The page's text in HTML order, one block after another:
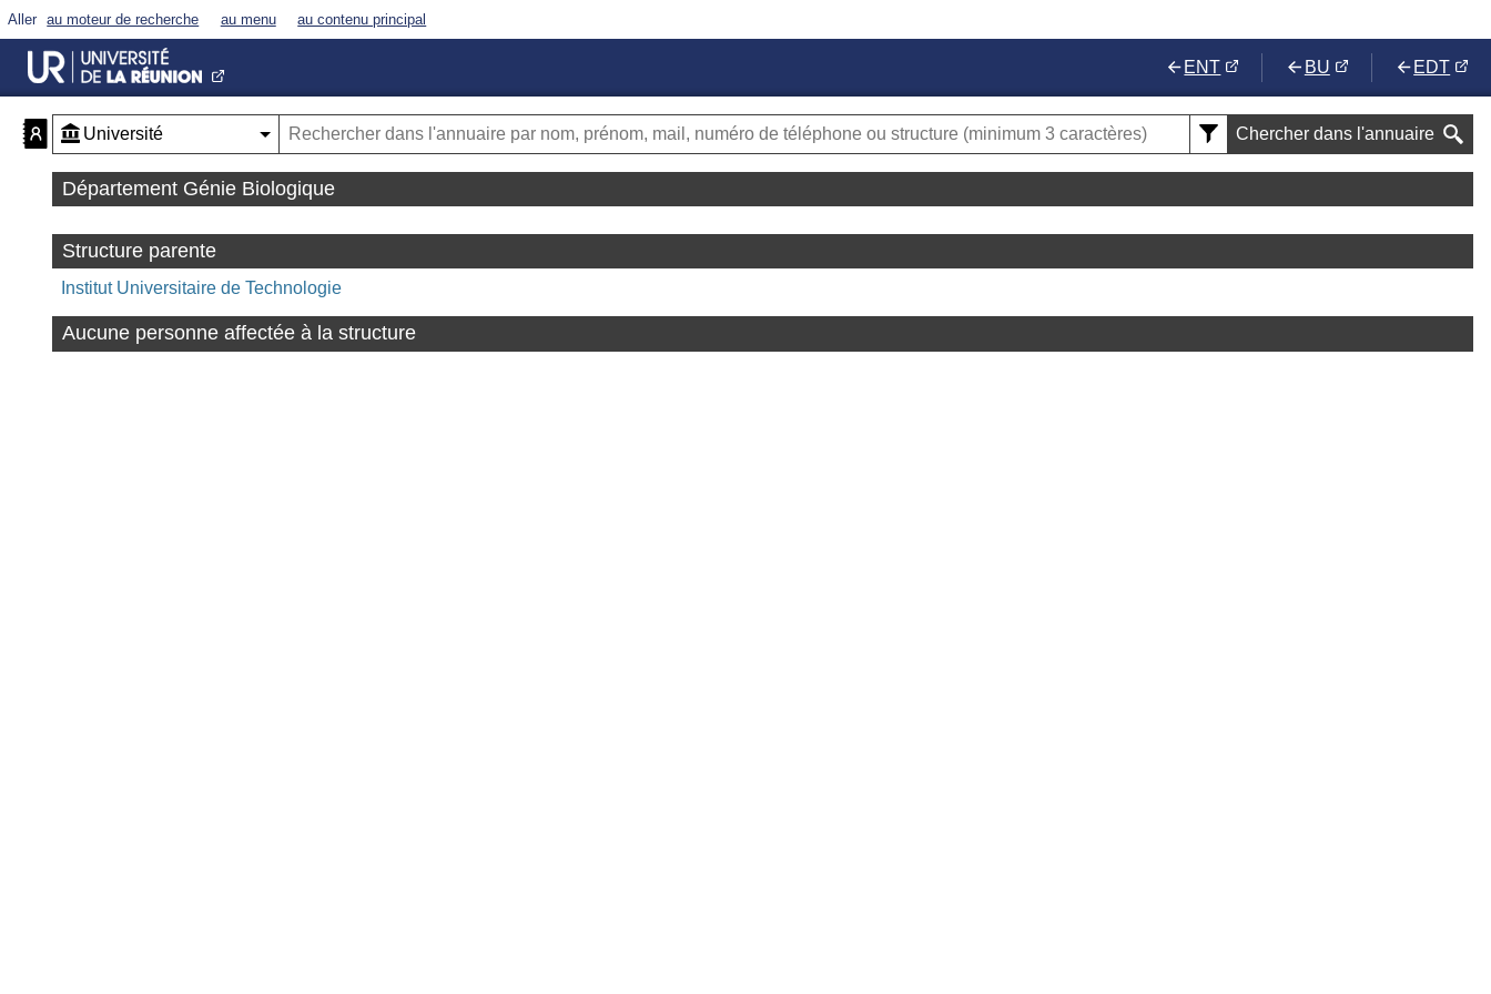
Aller au moteur de recherche au menu au contenu principal
ENT BU EDT
Chercher dans l'annuaire
Département Génie Biologique
Structure parente
Institut Universitaire de Technologie
Aucune personne affectée à la structure